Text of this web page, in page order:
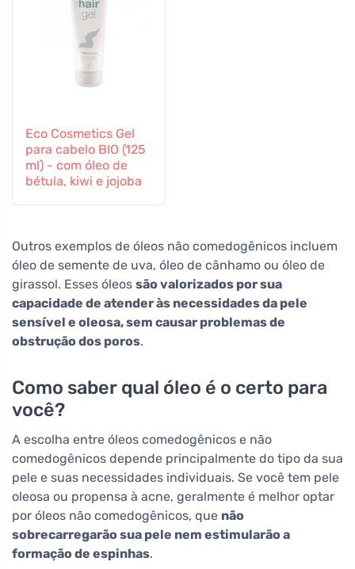
Eco Cosmetics Gel
para cabelo BIO (125
ml) - com óleo de
bétula, kiwi e jojoba
Outros exemplos de óleos não comedogênicos incluem
óleo de semente de uva, óleo de cânhamo ou óleo de
girassol. Esses óleos são valorizados por sua
capacidade de atender às necessidades da pele
sensível e oleosa, sem causar problemas de
obstrução dos poros.
Como saber qual óleo é o certo para
você?
A escolha entre óleos comedogênicos e não
comedogênicos depende principalmente do tipo da sua
pele e suas necessidades individuais. Se você tem pele
oleosa ou propensa à acne, geralmente é melhor optar
por óleos não comedogênicos, que não
sobrecarregarão sua pele nem estimularão a
formação de espinhas.